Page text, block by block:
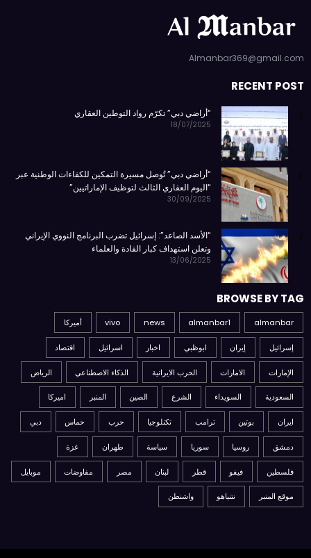
Almanbar369@gmail.com
RECENT POST
“أراضي دبي” تكرّم رواد التوطين العقاري
18/07/2025
“أراضي دبي” تُوصل مسيرة التمكين للكفاءات الوطنية عبر
“اليوم العقاري الثالث لتوظيف الإماراتيين”
30/09/2025
“الأسد الصاعد”: إسرائيل تضرب البرنامج النووي الإيراني
وتعلن استهداف كبار القادة والعلماء
13/06/2025
BROWSE BY TAG
almanbar
almanbar1
news
vivo أميركا
إسرائيل إيران ابوظبي اخبار اسرائيل اقتصاد
الإمارات الامارات الحرب الايرانية الذكاء الاصطناعي الرياض
السعودية السويداء الشرع الصين المنبر اميركا
ايران بوتين ترامب تكنلوجيا حرب حماس دبي
دمشق روسيا سوريا سياسة طهران غزة
فلسطين فيفو قطر لبنان مصر مفاوضات موبايل
موقع المنبر نتنياهو واشنطن